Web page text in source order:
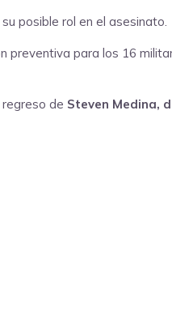
posible rol en el asesinato.
preventiva para los 16
regreso de Steven Medina,